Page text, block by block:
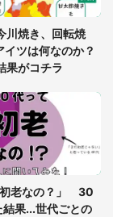
れる 「これもう
万人困惑
けた民家に助け
これをあげる」
らされたもの
川焼き、回転焼
ツは何なのか？
果がコチラ
初老なの？」 30
果...世代ごとの